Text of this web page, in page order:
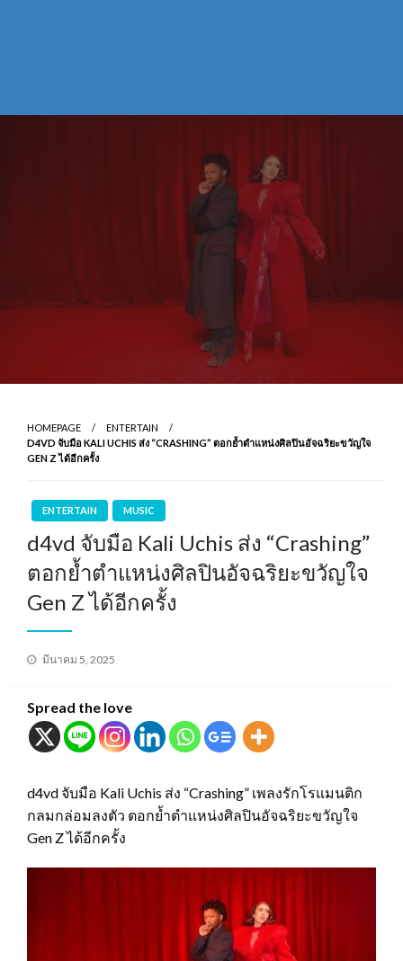
HOMEPAGE
ENTERTAIN
D4VD จับมือ KALI UCHIS ส่ง “CRASHING” ตอกย้ำตำแหน่งศิลปินอัจฉริยะขวัญใจ
GEN Z ได้อีกครั้ง
ENTERTAIN MUSIC
d4vd จับมือ Kali Uchis ส่ง “Crashing”
ตอกย้ำตำแหน่งศิลปินอัจฉริยะขวัญใจ
Gen Z ได้อีกครั้ง
Posted
มีนาคม 5, 2025
Spread the love
d4vd จับมือ Kali Uchis ส่ง “Crashing” เพลงรักโรแมนติก
กลมกล่อมลงตัว ตอกย้ำตำแหน่งศิลปินอัจฉริยะขวัญใจ
Gen Z ได้อีกครั้ง